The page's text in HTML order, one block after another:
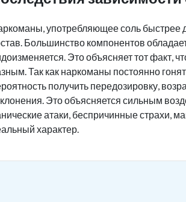
употребляющее соль быстрее
Большинство компонентов
Это объясняет тот факт,
Так как наркоманы постоянно
получить передозировку,
Это объясняется сильным
атаки, беспричинные страхи,
характер.